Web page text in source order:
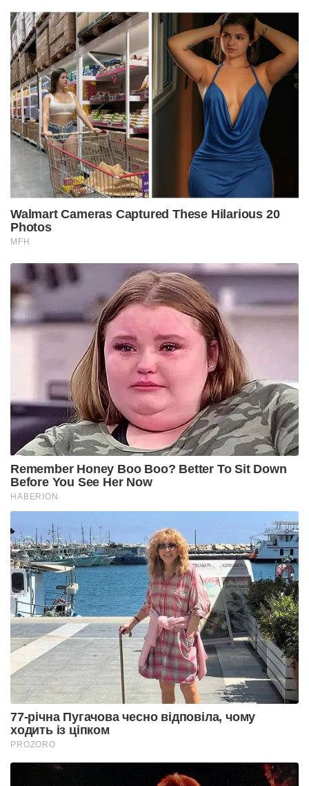
Walmart Cameras Captured These Hilarious 20
Photos
MFH
Remember Honey Boo Boo? Better To Sit Down
Before You See Her Now
HABERION
77-річна Пугачова чесно відповіла, чому
ходить із ціпком
PROZORO